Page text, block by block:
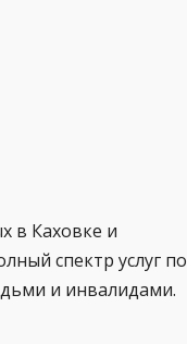
в Каховке и
спектр услуг по
и инвалидами.